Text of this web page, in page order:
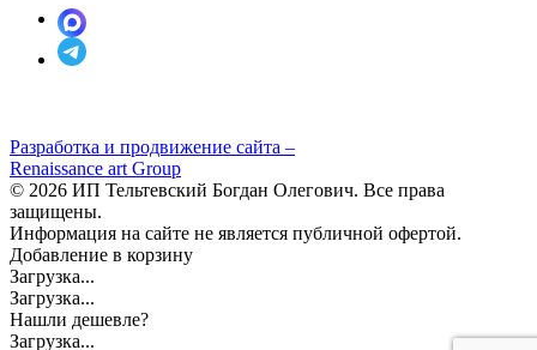
Разработка и продвижение сайта –
Renaissance art Group
© 2026 ИП Тельтевский Богдан Олегович. Все права
защищены.
Информация на сайте не является публичной офертой.
Добавление в корзину
Загрузка...
Загрузка...
Нашли дешевле?
Загрузка...